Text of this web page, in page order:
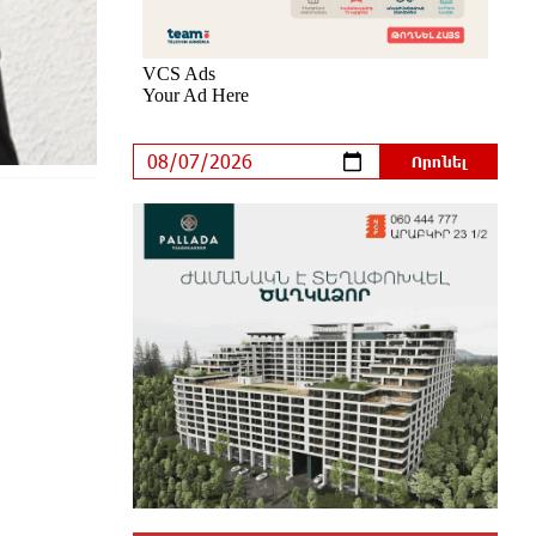
Կաթողիկոսի նկատմամբ
իրականացվող
բռնադատավարությունը
Հանրային Դաշինք
մեկ ժամ առաջ
Մեր երկրում իշխանության և
ընդդիմության անվերջանալի
պայքարում տուժում է միայն ու
միայն ՀՀ քաղաքացին. Աննա Կոստանյան
մեկ ժամ առաջ
Փրկարարները հայտանաբերել են
մոլորված զբոսաշրջիկներին
մեկ ժամ առաջ